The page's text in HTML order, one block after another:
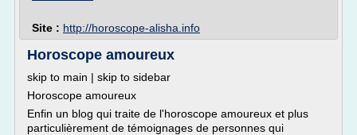
Site : http://horoscope-alisha.info
Horoscope amoureux
skip to main | skip to sidebar
Horoscope amoureux
Enfin un blog qui traite de l'horoscope amoureux et plus
particulièrement de témoignages de personnes qui